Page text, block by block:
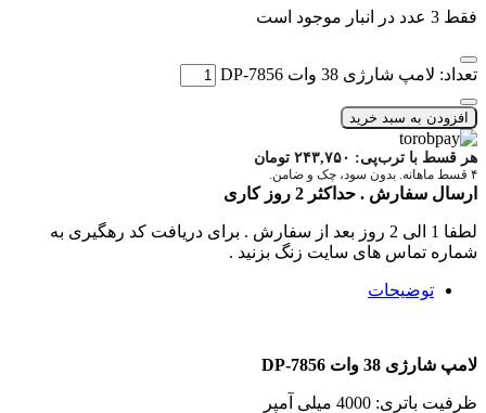
فقط 3 عدد در انبار موجود است
تعداد: لامپ شارژی 38 وات DP-7856
افزودن به سبد خرید
هر قسط با ترب‌پی: ۲۴۳,۷۵۰ تومان
۴ قسط ماهانه. بدون سود، چک و ضامن.
ارسال سفارش . حداکثر 2 روز کاری
لطفا 1 الی 2 روز بعد از سفارش . برای دریافت کد رهگیری به
شماره تماس های سایت زنگ بزنید .
توضیحات
لامپ شارژی 38 وات DP-7856
ظرفیت باتری: 4000 میلی آمپر